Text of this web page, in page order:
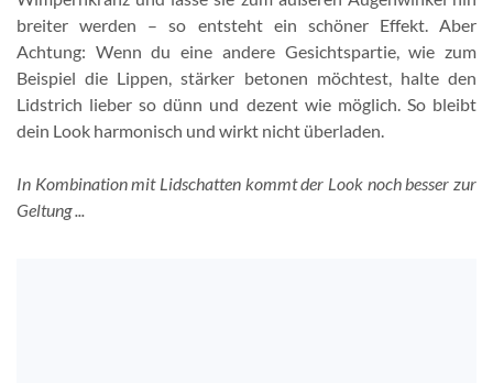
breiter werden – so entsteht ein schöner Effekt. Aber
Achtung: Wenn du eine andere Gesichtspartie, wie zum
Beispiel die Lippen, stärker betonen möchtest, halte den
Lidstrich lieber so dünn und dezent wie möglich. So bleibt
dein Look harmonisch und wirkt nicht überladen.
In Kombination mit Lidschatten kommt der Look noch besser zur
Geltung ...